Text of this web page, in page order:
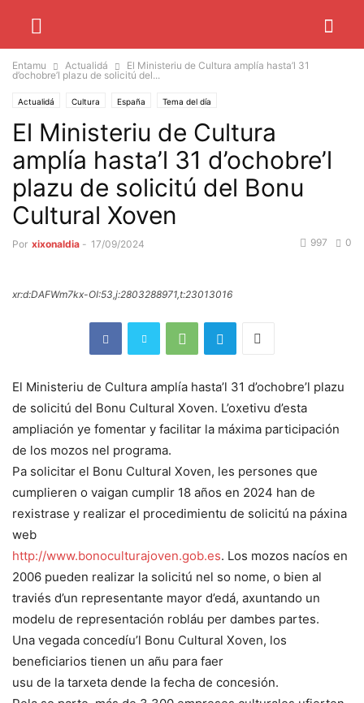
Entamu Actualidá
El Ministeriu de Cultura amplía hasta’l 31
d’ochobre’l plazu de solicitú del...
Actualidá Cultura España Tema del día
El Ministeriu de Cultura
amplía hasta’l 31 d’ochobre’l
plazu de solicitú del Bonu
Cultural Xoven
Por xixonaldia - 17/09/2024 0
997
xr:d:DAFWm7kx-OI:53,j:2803288971,t:23013016
El Ministeriu de Cultura amplía hasta’l 31 d’ochobre’l plazu
de solicitú del Bonu Cultural Xoven. L’oxetivu d’esta
ampliación ye fomentar y facilitar la máxima participación
de los mozos nel programa.
Pa solicitar el Bonu Cultural Xoven, les persones que
cumplieren o vaigan cumplir 18 años en 2024 han de
rexistrase y realizar el procedimientu de solicitú na páxina
web
http://www.bonoculturajoven.gob.es. Los mozos nacíos en
2006 pueden realizar la solicitú nel so nome, o bien al
traviés d’un representante mayor d’edá, axuntando un
modelu de representación robláu per dambes partes.
Una vegada concedíu’l Bonu Cultural Xoven, los
beneficiarios tienen un añu para faer
usu de la tarxeta dende la fecha de concesión.